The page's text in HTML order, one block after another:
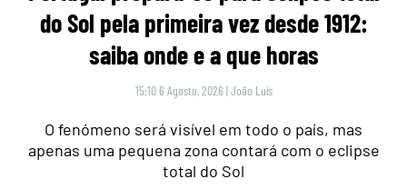
do Sol pela primeira vez desde 1912:
saiba onde e a que horas
15:10 6 Agosto, 2026 |João Luís
O fenómeno será visível em todo o país, mas
apenas uma pequena zona contará com o eclipse
total do Sol